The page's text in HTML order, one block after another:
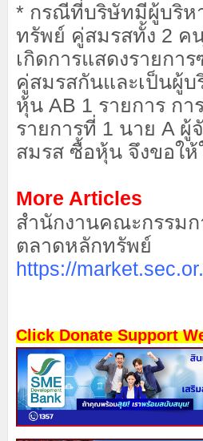
* กรณีที่บริษัทมีผู้บริห
ทรัพย์ คู่สมรสทั้ง 2 ค
เกิดการแสดงรายกา
คู่สมรสกันและเป็นผู้
หุ้น AB 1 รายการ ก
รายการที่ 1 นาย A
สมรส ซื้อหุ้น จึงขอใ
More Articles
สำนักงานคณะกรรม
ตลาดหลักทรัพย์
https://
Click Donate Support